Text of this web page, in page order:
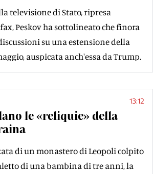
televisione di Stato, ripresa
Peskov ha sottolineato che finora
su una estensione della
auspicata anch'essa da Trump.
13:12
le «reliquie» della
di un monastero di Leopoli colpito
di una bambina di tre anni, la